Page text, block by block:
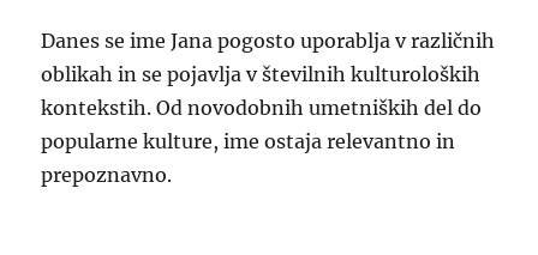
Danes se ime Jana pogosto uporablja v različnih
oblikah in se pojavlja v številnih kulturoloških
kontekstih. Od novodobnih umetniških del do
popularne kulture, ime ostaja relevantno in
prepoznavno.